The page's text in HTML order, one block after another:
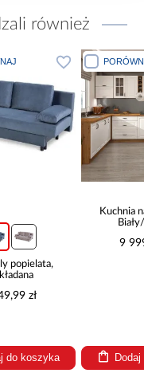
również
popielata,
zł
do koszyka
Kuchnia
9